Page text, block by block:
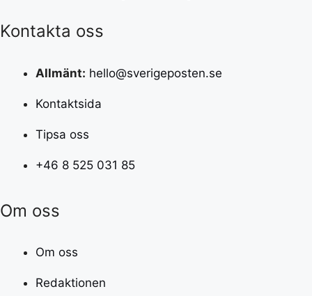
Kontakta oss
Allmänt: hello@sverigeposten.se
Kontaktsida
Tipsa oss
+46 8 525 031 85
Om oss
Om oss
Redaktionen